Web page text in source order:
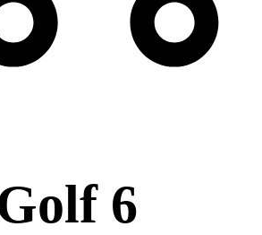
6